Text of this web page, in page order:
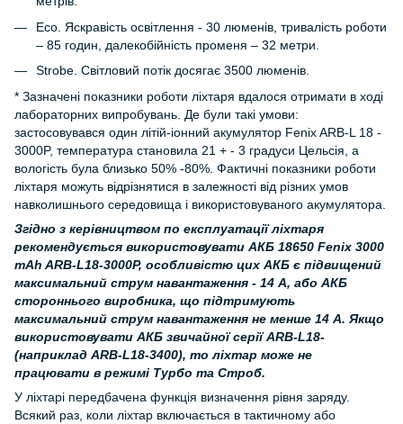
Eco. Яскравість освітлення - 30 люменів, тривалість роботи
– 85 годин, далекобійність променя – 32 метри.
Strobe. Світловий потік досягає 3500 люменів.
* Зазначені показники роботи ліхтаря вдалося отримати в ході
лабораторних випробувань. Де були такі умови:
застосовувався один літій-іонний акумулятор Fenix ARB-L 18 -
3000P, температура становила 21 + - 3 градуси Цельсія, а
вологість була близько 50% -80%. Фактичні показники роботи
ліхтаря можуть відрізнятися в залежності від різних умов
навколишнього середовища і використовуваного акумулятора.
Згідно з керівництвом по експлуатації ліхтаря
рекомендується використовувати АКБ 18650 Fenix 3000
mAh ARB-L18-3000P, особливістю цих АКБ є підвищений
максимальний струм навантаження - 14 А, або АКБ
стороннього виробника, що підтримують
максимальний струм навантаження не менше 14 А. Якщо
використовувати АКБ звичайної серії ARB-L18-
(наприклад ARB-L18-3400), то ліхтар може не
працювати в режимі Турбо та Строб.
У ліхтарі передбачена функція визначення рівня заряду.
Всякий раз, коли ліхтар включається в тактичному або